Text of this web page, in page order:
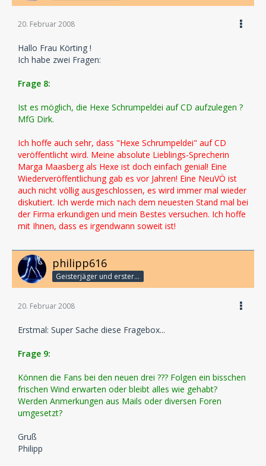
20. Februar 2008
Hallo Frau Körting !
Ich habe zwei Fragen:
Frage 8:
Ist es möglich, die Hexe Schrumpeldei auf CD aufzulegen ?
MfG Dirk.
Ich hoffe auch sehr, dass "Hexe Schrumpeldei" auf CD
veröffentlicht wird. Meine absolute Lieblings-Sprecherin
Marga Maasberg als Hexe ist doch einfach genial! Eine
Wiederveröffentlichung gab es vor Jahren! Eine NeuVÖ ist
auch nicht völlig ausgeschlossen, es wird immer mal wieder
diskutiert. Ich werde mich nach dem neuesten Stand mal bei
der Firma erkundigen und mein Bestes versuchen. Ich hoffe
mit Ihnen, dass es irgendwann soweit ist!
philipp616
Geisterjäger und erster Detektiv
20. Februar 2008
Erstmal: Super Sache diese Fragebox...
Frage 9:
Können die Fans bei den neuen drei ??? Folgen ein bisschen
frischen Wind erwarten oder bleibt alles wie gehabt?
Werden Anmerkungen aus Mails oder diversen Foren
umgesetzt?
Gruß
Philipp